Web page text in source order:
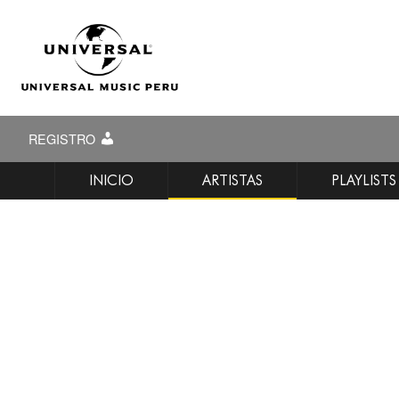
REGISTRO
INICIO ARTISTAS PLAYLISTS